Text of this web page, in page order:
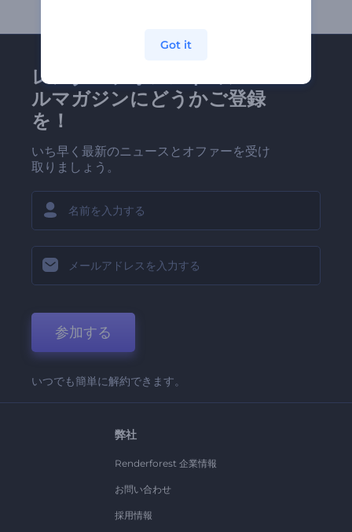
レンダーフォレストのメー
ルマガジンにどうかご登録
を！
いち早く最新のニュースとオファーを受け
取りましょう。
参加する
いつでも簡単に解約できます。
弊社
Renderforest 企業情報
お問い合わせ
採用情報
Got it